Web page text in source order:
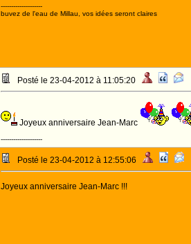
--------------------
buvez de l'eau de Millau, vos idées seront claires
Posté le 23-04-2012 à 11:05:20
Joyeux anniversaire Jean-Marc
--------------------
Posté le 23-04-2012 à 12:55:06
Joyeux anniversaire Jean-Marc !!!